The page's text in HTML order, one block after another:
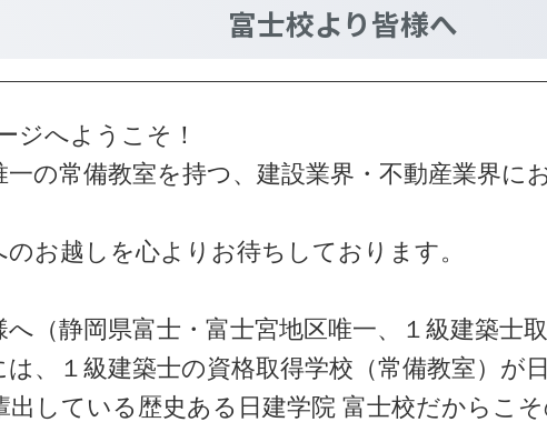
富士校より皆様へ
ジへようこそ！
の常備教室を持つ、建設業界・不動産業界に
お越しを心よりお待ちしております。
（静岡県富士・富士宮地区唯一、１級建築士
、１級建築士の資格取得学校（常備教室）が
出している歴史ある日建学院 富士校だからこ